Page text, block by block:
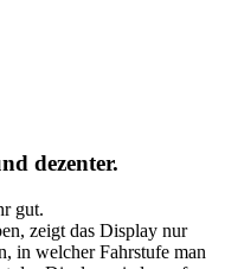
dezenter.
gut.
zeigt das Display nur
in welcher Fahrstufe man